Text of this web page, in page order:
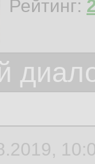
Рейтинг: